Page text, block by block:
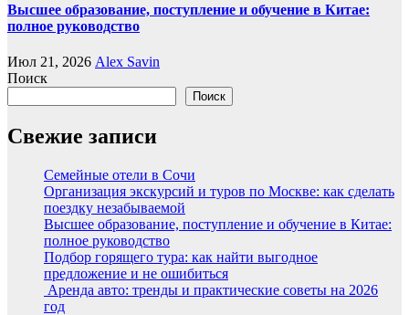
Высшее образование, поступление и обучение в Китае:
полное руководство
Июл 21, 2026 Alex Savin
Поиск
Поиск
Свежие записи
Семейные отели в Сочи
Организация экскурсий и туров по Москве: как сделать
поездку незабываемой
Высшее образование, поступление и обучение в Китае:
полное руководство
Подбор горящего тура: как найти выгодное
предложение и не ошибиться
Аренда авто: тренды и практические советы на 2026
год